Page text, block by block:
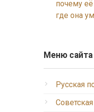
почему
где она
Меню сайта
Русская